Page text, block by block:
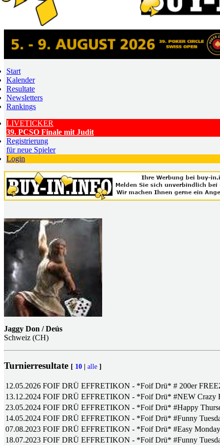
Start
Kalender
Resultate
Newsletters
Rankings
LIVETICKER
39. PCSO Finale mit Judit
Registrierung
für neue Spieler
Login
Jaggy Don / Deús
Schweiz (CH)
Turnierresultate [ 10 | alle ]
12.05.2026 FOIF DRÜ EFFRETIKON - *Foif Drü* # 200er
13.12.2024 FOIF DRÜ EFFRETIKON - *Foif Drü* #NEW Crazy
23.05.2024 FOIF DRÜ EFFRETIKON - *Foif Drü* #Happy
14.05.2024 FOIF DRÜ EFFRETIKON - *Foif Drü* #Funny
07.08.2023 FOIF DRÜ EFFRETIKON - *Foif Drü* #Easy
18.07.2023 FOIF DRÜ EFFRETIKON - *Foif Drü* #Funny